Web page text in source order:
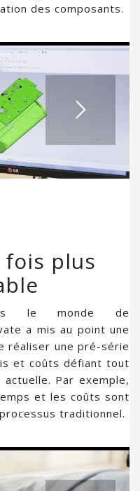
des composants.
fois plus
le monde de
a mis au point une
réaliser une pré-série
et coûts défiant tout
Par exemple,
et les coûts sont
traditionnel.